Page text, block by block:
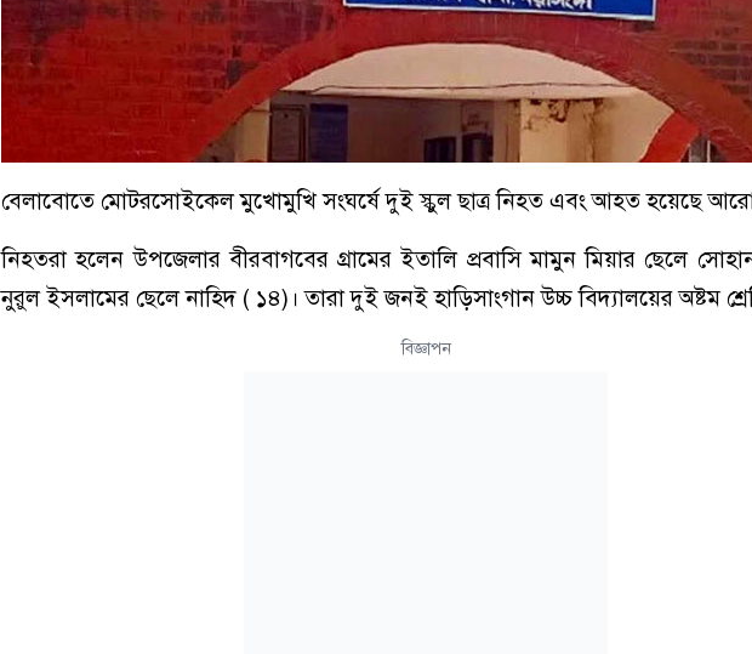
বেলাবোতে মোটরসােইকেল মুখোমুখি সংঘর্ষে দুই স্কুল ছাত্র নিহত এবং আহত হয়েছে
নিহতরা হলেন উপজেলার বীরবাগবের গ্রামের ইতালি প্রবাসি মামুন মিয়ার ছেলে
নুরুল ইসলামের ছেলে নাহিদ ( ১৪)। তারা দুই জনই হাড়িসাংগান উচ্চ বিদ্যালয়ের অষ্টম
বিজ্ঞাপন